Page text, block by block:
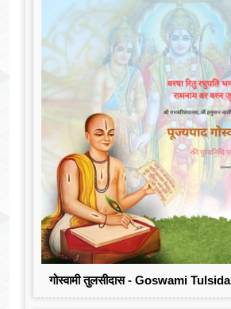
गोस्वामी तुलसीदास - Goswami